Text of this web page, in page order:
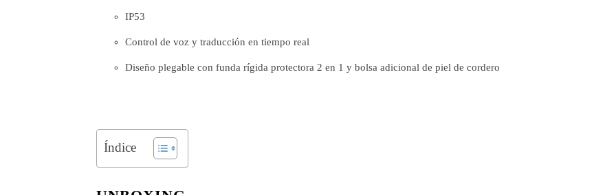
IP53
Control de voz y traducción en tiempo real
Diseño plegable con funda rígida protectora 2 en 1 y bolsa adicional de piel de cordero
Índice